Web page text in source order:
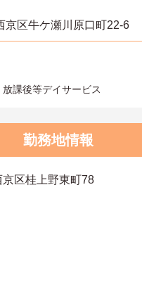
京区牛ケ瀬川原口町22‐6
課後等デイサービス
勤務地情報
区桂上野東町78